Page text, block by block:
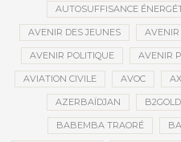
AUTOSUFFISANCE
AVENIR DES JEUNES
AVENIR POLITIQUE AVENIR
AVIATION CIVILE AVOC
AZERBAÏDJAN
BABEMBA TRAORÉ